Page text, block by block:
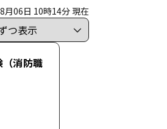
月06日 10時14分 現在
（消防職